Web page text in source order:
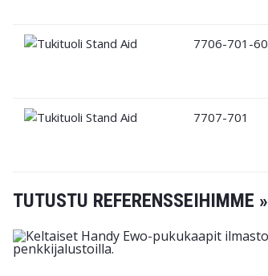
7706-701-60
7707-701
TUTUSTU REFERENSSEIHIMME »